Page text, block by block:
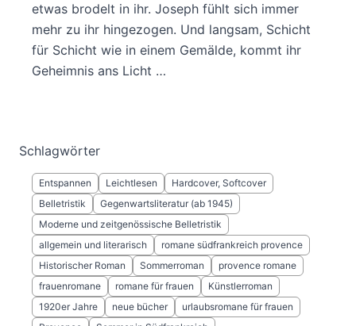
etwas brodelt in ihr. Joseph fühlt sich immer
mehr zu ihr hingezogen. Und langsam, Schicht
für Schicht wie in einem Gemälde, kommt ihr
Geheimnis ans Licht …
Schlagwörter
Entspannen Leichtlesen
Hardcover, Softcover
Belletristik
Gegenwartsliteratur (ab 1945)
Moderne und zeitgenössische Belletristik
allgemein und literarisch
romane südfrankreich provence
Historischer Roman
Sommerroman
provence romane
frauenromane
romane für frauen
Künstlerroman
1920er Jahre
neue bücher
urlaubsromane für frauen